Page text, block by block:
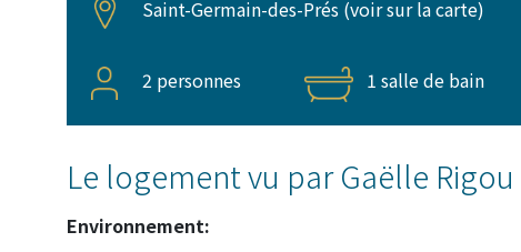
Saint-Germain-des-Prés (voir sur la carte)
2 personnes 1 salle de bain
Le logement vu par Gaëlle Rigou
Environnement: